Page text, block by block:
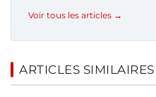
Voir tous les articles →
ARTICLES SIMILAIRES